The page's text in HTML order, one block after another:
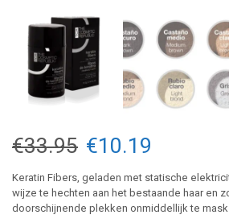
€33.95 Oorspronkelijke
prijs
was:
€10.19
prijs
is:
Keratin Fibers, geladen met statische
wijze te hechten aan het bestaande haar en
doorschijnende plekken onmiddellijk te